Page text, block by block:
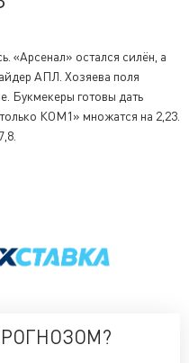
«Арсенал» остался силён, а
АПЛ. Хозяева поля
Букмекеры готовы дать
КОМ1» множатся на 2,23.